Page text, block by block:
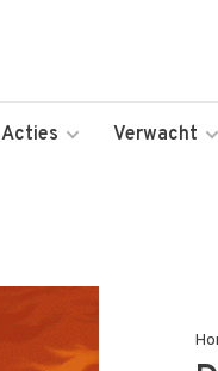
Acties Verwacht